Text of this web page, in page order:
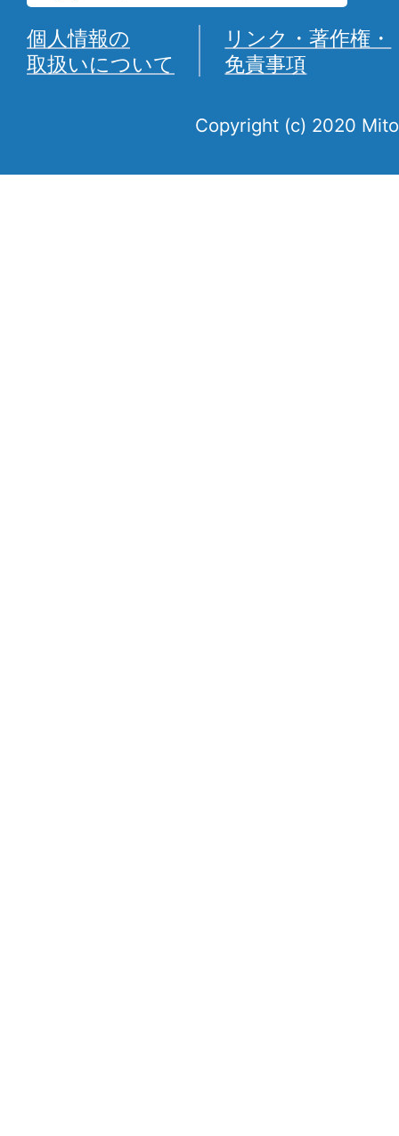
個人情報の
取扱いについて
リンク・著作権・
免責事項
Copyright (c) 2020